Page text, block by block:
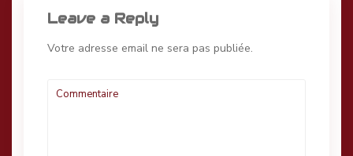
Leave a Reply
Votre adresse email ne sera pas publiée.